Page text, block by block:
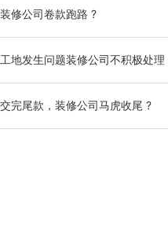
装修公司卷款跑路 ?
工地发生问题装修公司不积极处理
交完尾款，装修公司马虎收尾 ?